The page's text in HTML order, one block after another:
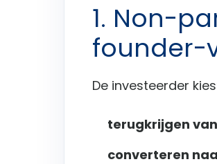
1. Non-
founder-
De investeerder
terugkrijgen
converteren